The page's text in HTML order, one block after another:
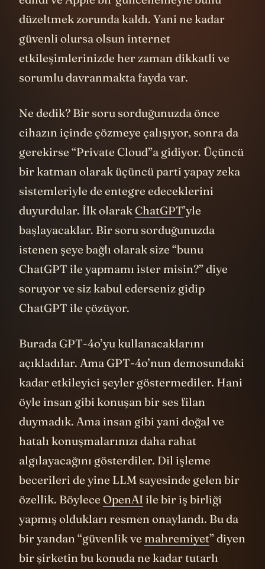
düzeltmek zorunda kaldı. Yani ne kadar
güvenli olursa olsun internet
etkileşimlerinizde her zaman dikkatli ve
sorumlu davranmakta fayda var.
Ne dedik? Bir soru sorduğunuzda önce
cihazın içinde çözmeye çalışıyor, sonra da
gerekirse “Private Cloud”a gidiyor. Üçüncü
bir katman olarak üçüncü parti yapay zeka
sistemleriyle de entegre edeceklerini
duyurdular. İlk olarakChatGPT’yle
başlayacaklar. Bir soru sorduğunuzda
istenen şeye bağlı olarak size “bunu
ChatGPT ile yapmamı ister misin?” diye
soruyor ve siz kabul ederseniz gidip
ChatGPT ile çözüyor.
Burada GPT-4o’yu kullanacaklarını
açıkladılar. Ama GPT-4o’nun demosundaki
kadar etkileyici şeyler göstermediler. Hani
öyle insan gibi konuşan bir ses filan
duymadık. Ama insan gibi yani doğal ve
hatalı konuşmalarınızı daha rahat
algılayacağını gösterdiler. Dil işleme
becerileri de yine LLM sayesinde gelen bir
özellik. Böylece OpenAI ile bir iş birliği
yapmış oldukları resmen onaylandı. Bu da
bir yandan “güvenlik ve mahremiyet” diyen
bir şirketin bu konuda ne kadar tutarlı